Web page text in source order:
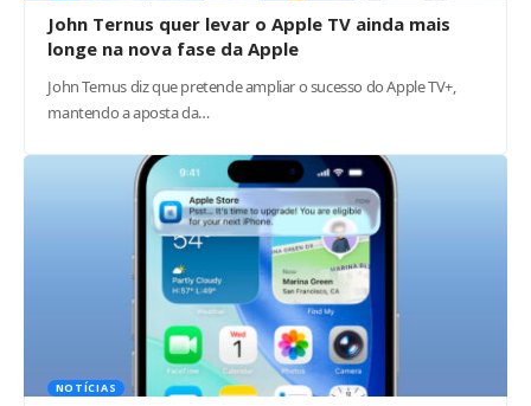
John Ternus quer levar o Apple TV ainda mais
longe na nova fase da Apple
John Ternus diz que pretende ampliar o sucesso do Apple TV+,
mantendo a aposta da…
NOTÍCIAS